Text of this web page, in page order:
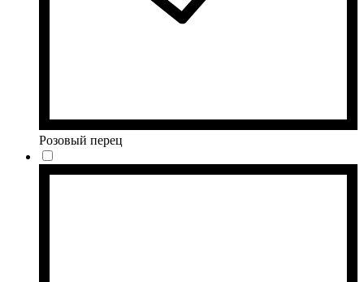
Розовый перец